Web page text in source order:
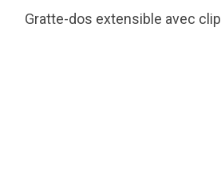
Gratte-dos extensible avec clip